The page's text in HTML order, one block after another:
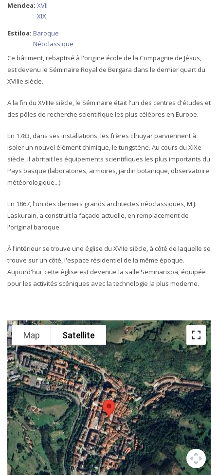
Mendea: XVII
XIX
Estiloa: Baroque
Néoclassique
Ce bâtiment, rebaptisé à l'origine école de la Compagnie de Jésus,
est devenu le Séminaire Royal de Bergara dans le dernier quart du
XVIIIe siècle.
A la fin du XVIIIe siècle, le Séminaire était l'un des centres d'études et
des pôles de recherche scientifique les plus célèbres en Europe.
En 1783, dans ses installations, les frères Elhuyar parviennent à
isoler un nouvel élément chimique, le tungstène. Au cours du XIXe
siècle, il abritait les équipements scientifiques les plus importants du
Pays basque (laboratoires, armoires, jardin botanique, observatoire
météorologique...).
En 1867, l'un des derniers grands architectes néoclassiques, M.J.
Laskurain, a construit la façade actuelle, en remplacement de
l'original baroque.
À l'intérieur se trouve une église du XVIIe siècle, à côté de laquelle se
trouve sur un côté, l'espace résidentiel de la même époque.
Aujourd'hui, cette église est devenue la salle Seminarixoa, équipée
pour les activités scéniques avec la technologie la plus moderne.
Map Satellite